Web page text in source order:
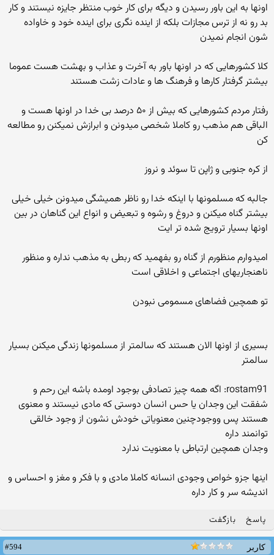
اونها به این باور رسیدن و دیگه برای کار خوب منتظر جایزه نیستند و کار
بد رو نه از ترس مجازات بلکه از اینده نگری برای اینده خود و خاواده
شون انجام نمیدن
کلا کشورهایی که در اونها باور به آخرت و عذاب و بهشت هست عموما
بیشتر گرفتار کارها و فرهنگ ها و عادات زشت هستند
رفتار مردم کشورهایی که بیش از ۵۰ درصد بی خدا در اونها هست و
الباقی هم مذهب رو کاملا شخصی میدونن و ابرازش نمیکنن رو مطالعه
کن
از کره جنوبی و ژاپن تا سوئد و نروز
جالبه که مسلمونها با اینکه خدا رو ناظر همیشگی میدونن خیلی خیلی
بیشتر گناه میکنن و دروغ و رشوه و تبعیض و انواع این گناهان در بین
اونها بسیار ترویج شده تر ایت
امیدوارم منظورم از گناه رو بفهمید که ربطی به مذهب نداره و منظور
ناهنجاریهای اجتماعی و اخلاقی است
تو همچین فضاهای مسمومی نبودن
بسیری از اونها الان هستند که سالمتر از مسلمونها زندگی میکنن بسیار
سالمتر
rostam91: اگه همه چیز تصادفی بوجود اومده باشه این رحم و
شفقت این وجدان یا حس انسان دوستی که مادی نیستند و معنوی
هستند پس ووجودچنین معنویاتی خودش نشون از وجود خالقی
توانمند داره
وجدان همچین ارتباطی با معنویت ندارد
اینها جزو خواص وجودی انسانه کاملا مادی و با فکر و مغز و احساس و
اندیشه سر و کار داره
پاسخ بازگفت
کاربر #594